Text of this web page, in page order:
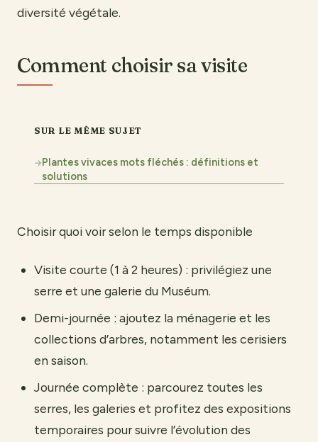
diversité végétale.
Comment choisir sa visite
SUR LE MÊME SUJET
→Plantes vivaces mots fléchés : définitions et
solutions
Choisir quoi voir selon le temps disponible
Visite courte (1 à 2 heures) : privilégiez une
serre et une galerie du Muséum.
Demi-journée : ajoutez la ménagerie et les
collections d’arbres, notamment les cerisiers
en saison.
Journée complète : parcourez toutes les
serres, les galeries et profitez des expositions
temporaires pour suivre l’évolution des